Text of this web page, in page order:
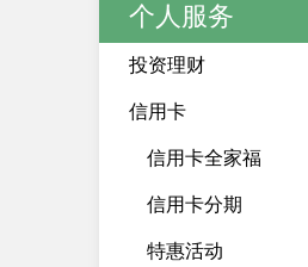
个人服务
投资理财
信用卡
信用卡全家福
信用卡分期
特惠活动